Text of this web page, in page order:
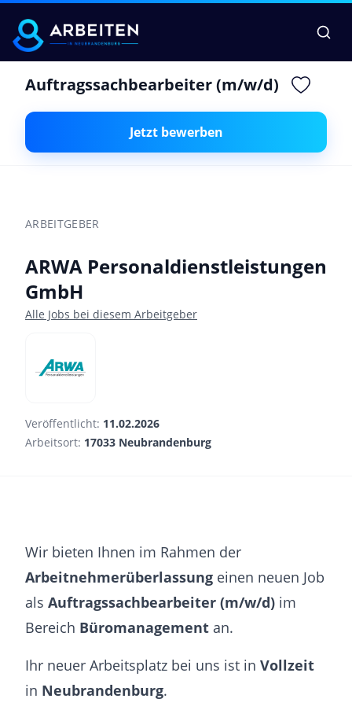
Auftragssachbearbeiter (m/w/d)
Jetzt bewerben
ARBEITGEBER
ARWA Personaldienstleistungen
GmbH
Alle Jobs bei diesem Arbeitgeber
Veröffentlicht: 11.02.2026
Arbeitsort: 17033 Neubrandenburg
Wir bieten Ihnen im Rahmen der
Arbeitnehmerüberlassung einen neuen Job
als Auftragssachbearbeiter (m/w/d) im
Bereich Büromanagement an.
Ihr neuer Arbeitsplatz bei uns ist in Vollzeit
in Neubrandenburg.